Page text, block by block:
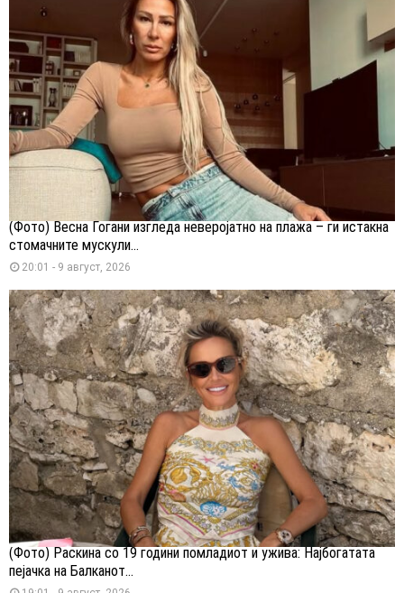
(Фото) Весна Ѓогани изгледа неверојатно на плажа – ги истакна
стомачните мускули...
20:01 - 9 август, 2026
(Фото) Раскина со 19 години помладиот и ужива: Најбогатата
пејачка на Балканот...